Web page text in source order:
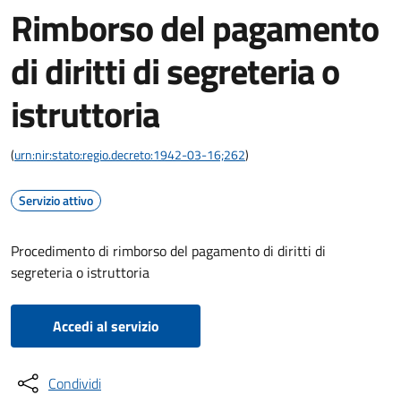
Rimborso del pagamento
di diritti di segreteria o
istruttoria
(urn:nir:stato:regio.decreto:1942-03-16;262)
Servizio attivo
Procedimento di rimborso del pagamento di diritti di
segreteria o istruttoria
Accedi al servizio
Condividi